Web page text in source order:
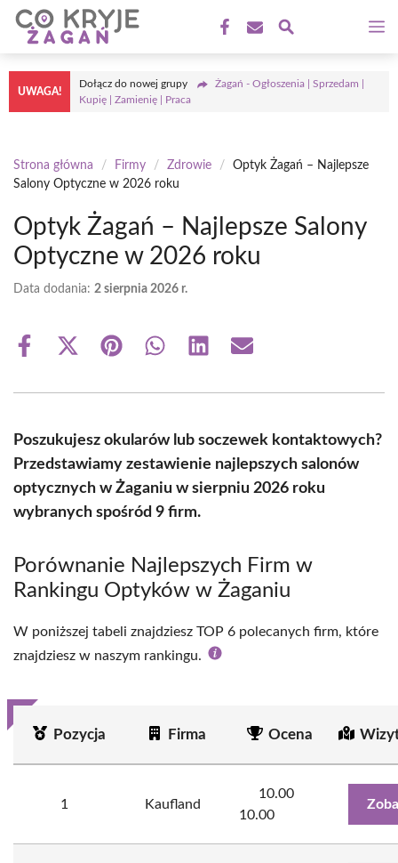
Przejdź
treści
UWAGA!
Dołącz do nowej grupy
Żagań - Ogłoszenia | Sprzedam |
Kupię | Zamienię | Praca
Strona główna / Firmy / Zdrowie /
Optyk Żagań – Najlepsze
Salony Optyczne w 2026 roku
Optyk Żagań – Najlepsze Salony
Optyczne w 2026 roku
Data dodania: 2 sierpnia 2026 r.
Share
Share
(Twitter)
Share Share Share Share
Poszukujesz okularów lub soczewek kontaktowych?
Przedstawiamy zestawienie najlepszych salonów
optycznych w Żaganiu w sierpniu 2026 roku
wybranych spośród 9 firm.
Porównanie Najlepszych Firm w
Rankingu Optyków w Żaganiu
W poniższej tabeli znajdziesz TOP 6 polecanych firm, które
znajdziesz w naszym rankingu.
Pozycja Firma Ocena
1 Kaufland
10.00
10.00